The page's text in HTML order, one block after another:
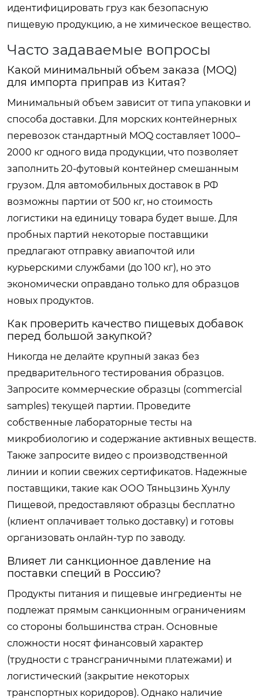
идентифицировать груз как безопасную
пищевую продукцию, а не химическое вещество.
Часто задаваемые вопросы
Какой минимальный объем заказа (MOQ)
для импорта приправ из Китая?
Минимальный объем зависит от типа упаковки и
способа доставки. Для морских контейнерных
перевозок стандартный MOQ составляет 1000–
2000 кг одного вида продукции, что позволяет
заполнить 20-футовый контейнер смешанным
грузом. Для автомобильных доставок в РФ
возможны партии от 500 кг, но стоимость
логистики на единицу товара будет выше. Для
пробных партий некоторые поставщики
предлагают отправку авиапочтой или
курьерскими службами (до 100 кг), но это
экономически оправдано только для образцов
новых продуктов.
Как проверить качество пищевых добавок
перед большой закупкой?
Никогда не делайте крупный заказ без
предварительного тестирования образцов.
Запросите коммерческие образцы (commercial
samples) текущей партии. Проведите
собственные лабораторные тесты на
микробиологию и содержание активных веществ.
Также запросите видео с производственной
линии и копии свежих сертификатов. Надежные
поставщики, такие как ООО Тяньцзинь Хунлу
Пищевой, предоставляют образцы бесплатно
(клиент оплачивает только доставку) и готовы
организовать онлайн-тур по заводу.
Влияет ли санкционное давление на
поставки специй в Россию?
Продукты питания и пищевые ингредиенты не
подлежат прямым санкционным ограничениям
со стороны большинства стран. Основные
сложности носят финансовый характер
(трудности с трансграничными платежами) и
логистический (закрытие некоторых
транспортных коридоров). Однако наличие